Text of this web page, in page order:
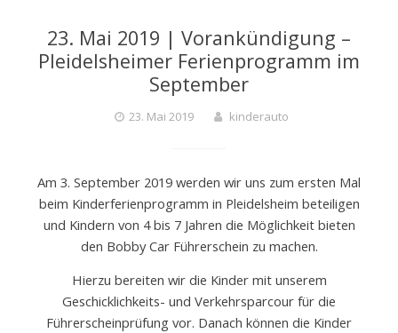
23. Mai 2019 | Vorankündigung –
Pleidelsheimer Ferienprogramm im
September
23. Mai 2019 kinderauto
Am 3. September 2019 werden wir uns zum ersten Mal
beim Kinderferienprogramm in Pleidelsheim beteiligen
und Kindern von 4 bis 7 Jahren die Möglichkeit bieten
den Bobby Car Führerschein zu machen.
Hierzu bereiten wir die Kinder mit unserem
Geschicklichkeits- und Verkehrsparcour für die
Führerscheinprüfung vor. Danach können die Kinder